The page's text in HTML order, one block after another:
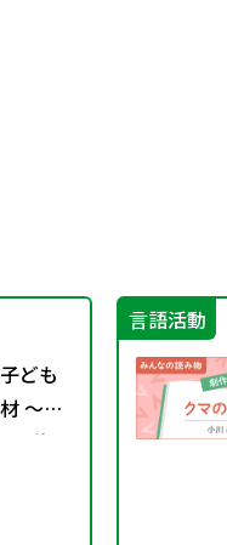
ども
～
ご投
言語活動